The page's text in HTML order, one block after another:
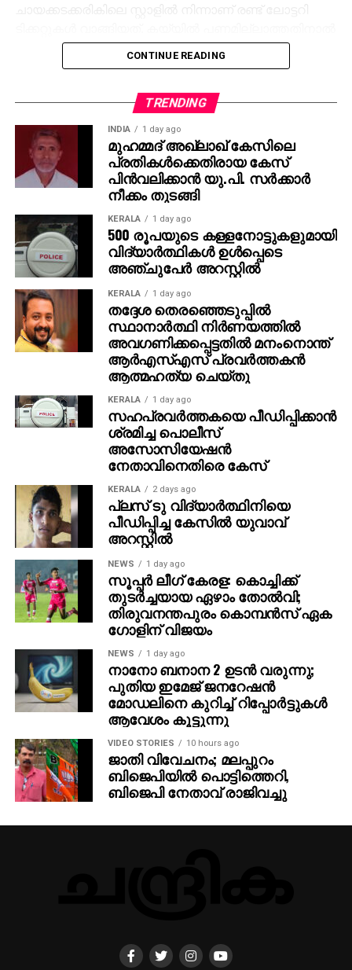
മുകേഷിനോട് 1000 രൂപ കടം വാങ്ങുകയായിരുന്നു.
ഒക്ടോബര്‍ 31ന് രാത്രി 10 മണിക്ക് മുകേഷിന്റെ ഫോണ്‍
അടിച്ചതറിയുന്നത്. രണ്ടാമത്തെ ടിക്കറ്റിനും 1000 രൂപ
സമ്മാനമായി ലഭിച്ചു. ലോട്ടറി അടിച്ച വിവരം
അറിഞ്ഞപ്പോള്‍ ആദ്യം ഓര്‍ത്തത് സുഹൃത്ത്
മുകേഷിനെയായിരുന്നു. അദ്ദേഹത്തിന്റെ രണ്ട്
പെണ്‍മക്കള്‍ക്ക് 50 ലക്ഷം രൂപ വീതം ആകെ ഒരു കോടി
നല്‍കുമെന്ന് അമിത് പറഞ്ഞു. ‘ പഞ്ചാബിലേക്ക്
വരാന്‍പോലും 8,000 രൂപ കടം വാങ്ങിയിരുന്നു. അത്
ഇപ്പോള്‍ തിരിച്ചടക്കും. കോടിപതിയായെങ്കിലും ഞാന്‍
പഴയപോലെ കച്ചവടം തുടരും. ഭാര്യയുടെ ആഗ്രഹം
പോലെ സ്ഥലം വാങ്ങി വീട് പണിയും ‘ എന്നതായിരുന്നു
അമിതിന്റെ പ്രതികരണം. സാധാരണ മനുഷ്യന്റെ
മനോഹരമായ പങ്കുവെക്കലാണ് ഇപ്പോള്‍ സോഷ്യല്‍
മീഡിയയില്‍ ചര്‍ച്ചയായിരിക്കുന്നത്.
CONTINUE READING
TRENDING
INDIA 1 day ago
മുഹമ്മദ് അഖ്‌ലാഖ് കേസിലെ
പ്രതികള്‍ക്കെതിരായ കേസ്
പിന്‍വലിക്കാന്‍ യു.പി. സര്‍ക്കാര്‍
നീക്കം തുടങ്ങി
KERALA 1 day ago
500 രൂപയുടെ കള്ളനോട്ടുകളുമായി
വിദ്യാര്‍ത്ഥികള്‍ ഉള്‍പ്പെടെ
അഞ്ചുപേര്‍ അറസ്റ്റില്‍
KERALA 1 day ago
തദ്ദേശ തെരഞ്ഞെടുപ്പില്‍
സ്ഥാനാര്‍ത്ഥി നിര്‍ണയത്തില്‍
അവഗണിക്കപ്പെട്ടതില്‍ മനംനൊന്ത്
ആര്‍എസ്എസ് പ്രവര്‍ത്തകന്‍
ആത്മഹത്യ ചെയ്തു
KERALA 1 day ago
സഹപ്രവര്‍ത്തകയെ പീഡിപ്പിക്കാന്‍
ശ്രമിച്ച പൊലീസ്
അസോസിയേഷന്‍
നേതാവിനെതിരെ കേസ്
KERALA 2 days ago
പ്ലസ് ടു വിദ്യാര്‍ത്ഥിനിയെ
പീഡിപ്പിച്ച കേസില്‍ യുവാവ്
അറസ്റ്റില്‍
NEWS 1 day ago
സൂപ്പര്‍ ലീഗ് കേരള: കൊച്ചിക്ക്
തുടര്‍ച്ചയായ ഏഴാം തോല്‍വി;
തിരുവനന്തപുരം കൊമ്പന്‍സ് ഏക
ഗോളിന് വിജയം
NEWS 1 day ago
നാനോ ബനാന 2 ഉടന്‍ വരുന്നു;
പുതിയ ഇമേജ് ജനറേഷന്‍
മോഡലിനെ കുറിച്ച് റിപ്പോര്‍ട്ടുകള്‍
ആവേശം കൂട്ടുന്നു
VIDEO STORIES 10 hours ago
ജാതി വിവേചനം; മലപ്പുറം
ബിജെപിയില്‍ പൊട്ടിത്തെറി,
ബിജെപി നേതാവ് രാജിവച്ചു